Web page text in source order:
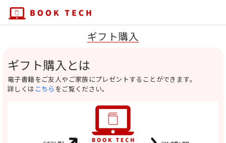
ギフト購入
ギフト購入とは
電子書籍をご友人やご家族にプレゼントすることができます。
詳しくは こちら をご覧ください。